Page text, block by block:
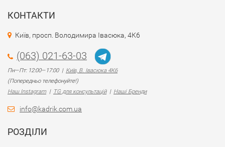
КОНТАКТИ
Київ, просп. Володимира Івасюка, 4К6
(063) 021-63-03
Пн—Пт: 12:00—17:00 | Київ, В. Івасюка 4К6
(Попередньо телефонуйте!)
Наш Instagram | TG для консультацій| Наші Бренди
info@kadrik.com.ua
РОЗДІЛИ